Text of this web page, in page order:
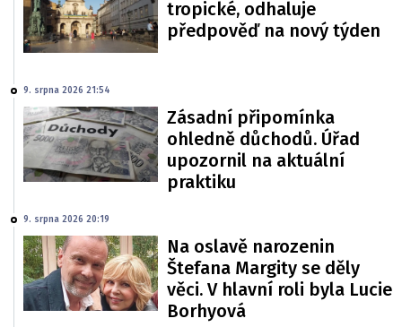
tropické, odhaluje
předpověď na nový týden
9. srpna 2026 21:54
Zásadní připomínka
ohledně důchodů. Úřad
upozornil na aktuální
praktiku
9. srpna 2026 20:19
Na oslavě narozenin
Štefana Margity se děly
věci. V hlavní roli byla Lucie
Borhyová